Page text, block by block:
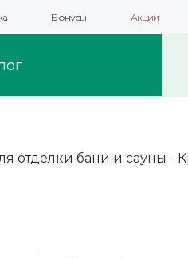
Бонусы Акции
отделки бани и сауны -
файлы cookie и другие